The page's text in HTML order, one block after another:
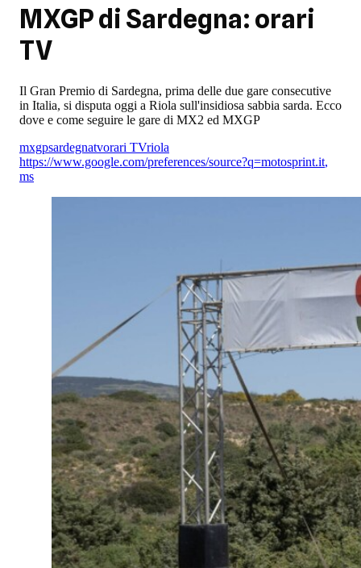
MXGP di Sardegna: orari
TV
Il Gran Premio di Sardegna, prima delle due gare consecutive
in Italia, si disputa oggi a Riola sull'insidiosa sabbia sarda. Ecco
dove e come seguire le gare di MX2 ed MXGP
mxgpsardegnatvorari TVriola
https://www.google.com/preferences/source?q=motosprint.it,
ms